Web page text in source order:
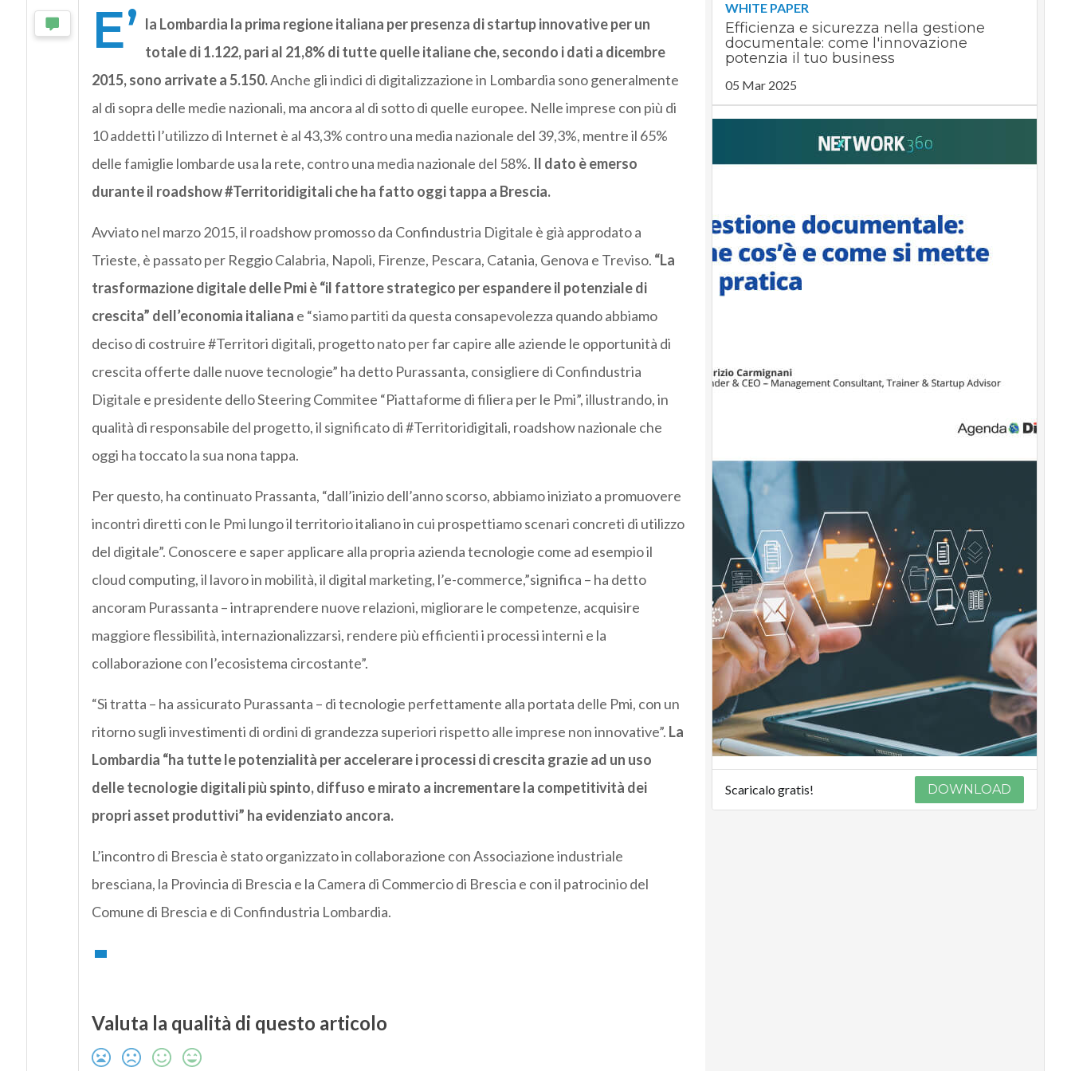
E’ la Lombardia la prima regione italiana per presenza di startup innovative per un
totale di 1.122, pari al 21,8% di tutte quelle italiane che, secondo i dati a dicembre
2015, sono arrivate a 5.150.Anche gli indici di digitalizzazione in Lombardia sono generalmente
al di sopra delle medie nazionali, ma ancora al di sotto di quelle europee. Nelle imprese con più di
10 addetti l’utilizzo di Internet è al 43,3% contro una media nazionale del 39,3%, mentre il 65%
delle famiglie lombarde usa la rete, contro una media nazionale del 58%. Il dato è emerso
durante il roadshow #Territoridigitali che ha fatto oggi tappa a Brescia.
Avviato nel marzo 2015, il roadshow promosso da Confindustria Digitale è già approdato a
Trieste, è passato per Reggio Calabria, Napoli, Firenze, Pescara, Catania, Genova e Treviso. “La
trasformazione digitale delle Pmi è “il fattore strategico per espandere il potenziale di
crescita” dell’economia italiana e “siamo partiti da questa consapevolezza quando abbiamo
deciso di costruire #Territori digitali, progetto nato per far capire alle aziende le opportunità di
crescita offerte dalle nuove tecnologie” ha detto Purassanta, consigliere di Confindustria
Digitale e presidente dello Steering Commitee “Piattaforme di filiera per le Pmi”, illustrando, in
qualità di responsabile del progetto, il significato di #Territoridigitali, roadshow nazionale che
oggi ha toccato la sua nona tappa.
Per questo, ha continuato Prassanta, “dall’inizio dell’anno scorso, abbiamo iniziato a promuovere
incontri diretti con le Pmi lungo il territorio italiano in cui prospettiamo scenari concreti di utilizzo
del digitale”. Conoscere e saper applicare alla propria azienda tecnologie come ad esempio il
cloud computing, il lavoro in mobilità, il digital marketing, l’e-commerce,”significa – ha detto
ancoram Purassanta – intraprendere nuove relazioni, migliorare le competenze, acquisire
maggiore flessibilità, internazionalizzarsi, rendere più efficienti i processi interni e la
collaborazione con l’ecosistema circostante”.
“Si tratta – ha assicurato Purassanta – di tecnologie perfettamente alla portata delle Pmi, con un
ritorno sugli investimenti di ordini di grandezza superiori rispetto alle imprese non innovative”. La
Lombardia “ha tutte le potenzialità per accelerare i processi di crescita grazie ad un uso
delle tecnologie digitali più spinto, diffuso e mirato a incrementare la competitività dei
propri asset produttivi” ha evidenziato ancora.
L’incontro di Brescia è stato organizzato in collaborazione con Associazione industriale
bresciana, la Provincia di Brescia e la Camera di Commercio di Brescia e con il patrocinio del
Comune di Brescia e di Confindustria Lombardia.
Valuta la qualità di questo articolo
WHITE PAPER
Efficienza e sicurezza nella gestione
documentale: come l'innovazione
potenzia il tuo business
05 Mar 2025
Scaricalo gratis! DOWNLOAD